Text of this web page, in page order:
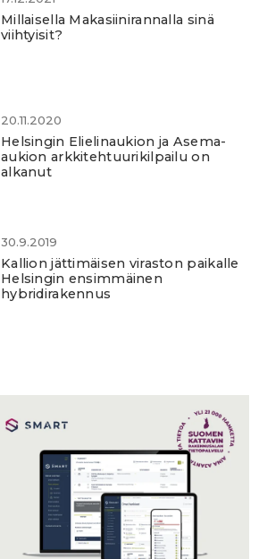
Millaisella Makasiinirannalla sinä
viihtyisit?
20.11.2020
Helsingin Elielinaukion ja Asema-
aukion arkkitehtuurikilpailu on
alkanut
30.9.2019
Kallion jättimäisen viraston paikalle
Helsingin ensimmäinen
hybridirakennus